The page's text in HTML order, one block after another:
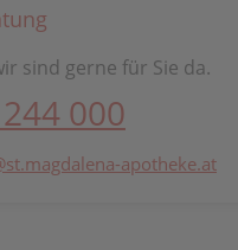
sind gerne für Sie da.
000
apotheke.at